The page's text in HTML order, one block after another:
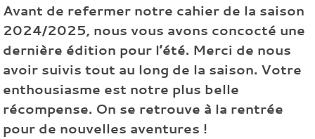
Avant de refermer notre cahier de la saison
2024/2025, nous vous avons concocté une
dernière édition pour l’été. Merci de nous
avoir suivis tout au long de la saison. Votre
enthousiasme est notre plus belle
récompense. On se retrouve à la rentrée
pour de nouvelles aventures !